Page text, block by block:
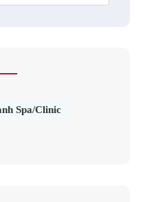
Spa/Clinic